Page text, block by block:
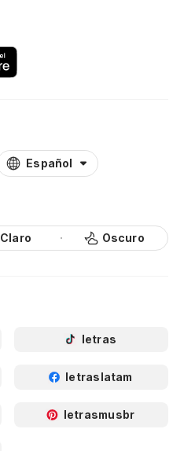
Español
Claro Oscuro
letras
letraslatam
letrasmusbr